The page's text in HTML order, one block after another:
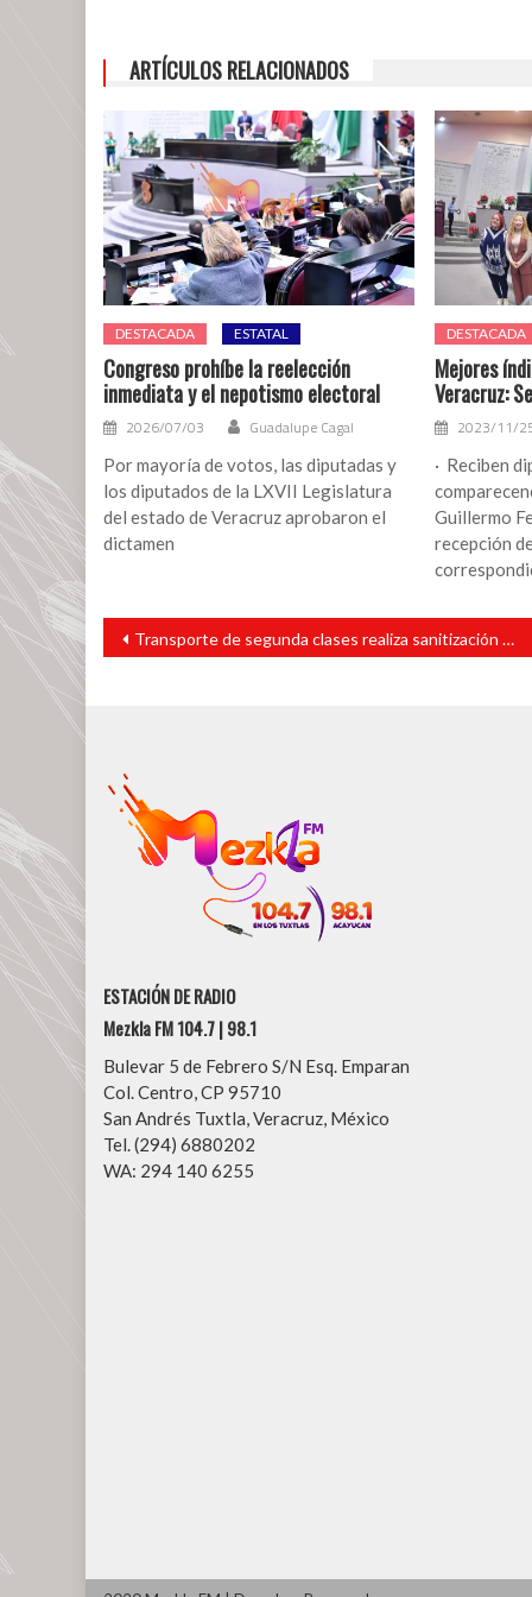
ARTÍCULOS RELACIONADOS
DESTACADA ESTATAL
Congreso prohíbe la reelección
inmediata y el nepotismo electoral
2026/07/03 Guadalupe Cagal
Por mayoría de votos, las diputadas y
los diputados de la LXVII Legislatura
del estado de Veracruz aprobaron el
dictamen
DESTACADA
Mejores
Veracruz:
2023/11/
· Reciben
Guillermo
recepción
Navegación
entradas
Transporte de segunda clases realiza sanitización periódica de unidades
ESTACIÓN DE RADIO
Mezkla FM 104.7 | 98.1
Bulevar 5 de Febrero S/N Esq. Emparan
Col. Centro, CP 95710
San Andrés Tuxtla, Veracruz, México
Tel. (294) 6880202
WA: 294 140 6255